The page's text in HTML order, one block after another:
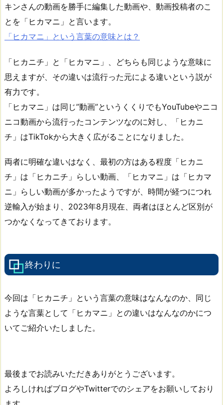
キンさんの動画を勝手に編集した動画や、動画投稿者のこ
とを「ヒカマニ」と言います。
「ヒカマニ」という言葉の意味とは？
「ヒカニチ」と「ヒカマニ」、どちらも同じような意味に
思えますが、その違いは流行った元による違いという説が
有力です。
「ヒカマニ」は同じ”動画”というくくりでもYouTubeやニコ
ニコ動画から流行ったコンテンツなのに対し、「ヒカニ
チ」はTikTokから大きく広がることになりました。
両者に明確な違いはなく、最初の方はある程度「ヒカニ
チ」は「ヒカニチ」らしい動画、「ヒカマニ」は「ヒカマ
ニ」らしい動画が多かったようですが、時間が経つにつれ
逆輸入が始まり、2023年8月現在、両者はほとんど区別が
つかなくなってきております。
終わりに
今回は「ヒカニチ」という言葉の意味はなんなのか、同じ
ような言葉として「ヒカマニ」との違いはなんなのかにつ
いてご紹介いたしました。
最後までお読みいただきありがとうございます。
よろしければブログやTwitterでのシェアをお願いしており